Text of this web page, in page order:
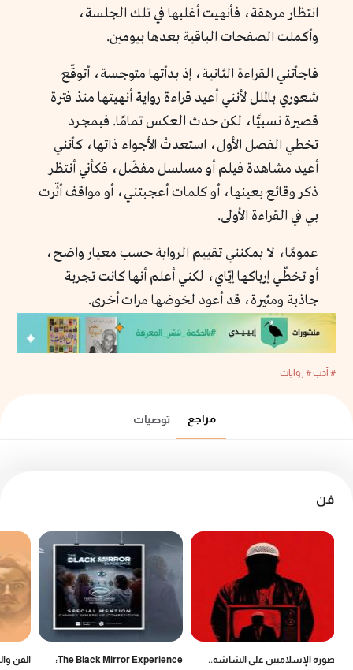
انتظار مرهقة، فأنهيت أغلبها في تلك الجلسة،
وأكملت الصفحات الباقية بعدها بيومين.
فاجأتني القراءة الثانية، إذ بدأتها متوجسة، أتوقّع
شعوري بالملل لأنني أعيد قراءة رواية أنهيتها منذ فترة
قصيرة نسبيًّا، لكن حدث العكس تمامًا. فبمجرد
تخطي الفصل الأول، استعدتُ الأجواء ذاتها، كأنني
أعيد مشاهدة فيلم أو مسلسل مفضّل، فكأني أنتظر
ذكر وقائع بعينها، أو كلمات أعجبتني، أو مواقف أثّرت
بي في القراءة الأولى.
عمومًا، لا يمكنني تقييم الرواية حسب معيار واضح،
أو تخطّي إرباكها إيّاي، لكني أعلم أنها كانت تجربة
جاذبة ومثيرة، قد أعود لخوضها مرات أخرى.
# أدب# روايات
مراجع توصيات
فن
صورة الإسلاميين على الشاشة.. The Black Mirror Experience: الفن